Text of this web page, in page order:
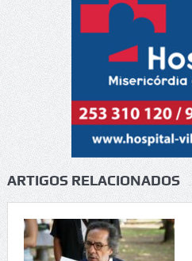
ARTIGOS RELACIONADOS